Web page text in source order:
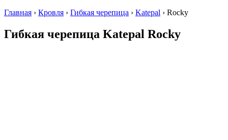
Главная › Кровля › Гибкая черепица › Katepal › Rocky
Гибкая черепица Katepal Rocky